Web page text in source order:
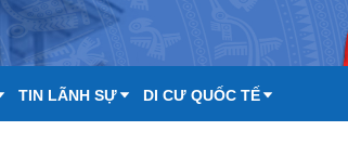
TIN LÃNH SỰ DI CƯ QUỐC TẾ